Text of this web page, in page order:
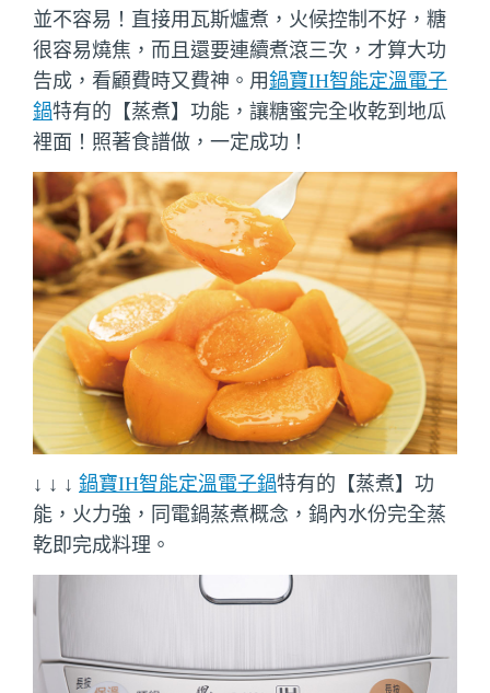
並不容易！直接用瓦斯爐煮，火候控制不好，糖
很容易燒焦，而且還要連續煮滾三次，才算大功
告成，看顧費時又費神。用鍋寶IH智能定溫電子
鍋特有的【蒸煮】功能，讓糖蜜完全收乾到地瓜
裡面！照著食譜做，一定成功！
↓ ↓ ↓ 鍋寶IH智能定溫電子鍋特有的【蒸煮】功
能，火力強，同電鍋蒸煮概念，鍋內水份完全蒸
乾即完成料理。